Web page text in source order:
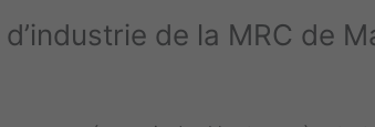
de la MRC de